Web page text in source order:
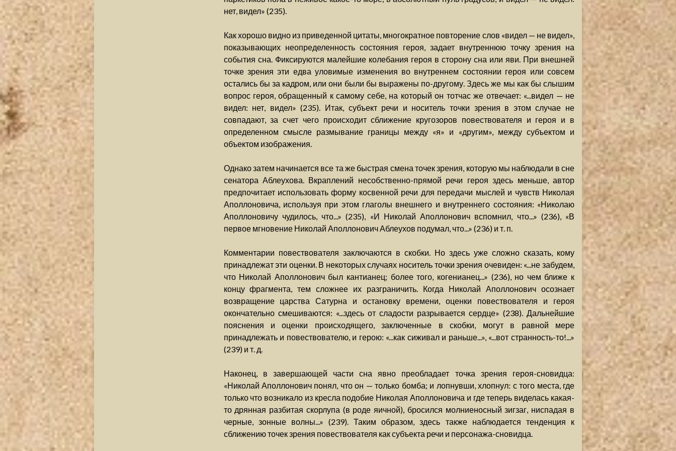
нет, видел» (235).
Как хорошо видно из приведенной цитаты, многократное повторение слов «видел — не видел»,
показывающих неопределенность состояния героя, задает внутреннюю точку зрения на
события сна. Фиксируются малейшие колебания героя в сторону сна или яви. При внешней
точке зрения эти едва уловимые изменения во внутреннем состоянии героя или совсем
остались бы за кадром, или они были бы выражены по-другому. Здесь же мы как бы слышим
вопрос героя, обращенный к самому себе, на который он тотчас же отвечает: «...видел — не
видел: нет, видел» (235). Итак, субъект речи и носитель точки зрения в этом случае не
совпадают, за счет чего происходит сближение кругозоров повествователя и героя и в
определенном смысле размывание границы между «я» и «другим», между субъектом и
объектом изображения.
Однако затем начинается все та же быстрая смена точек зрения, которую мы наблюдали в сне
сенатора Аблеухова. Вкраплений несобственно-прямой речи героя здесь меньше, автор
предпочитает использовать форму косвенной речи для передачи мыслей и чувств Николая
Аполлоновича, используя при этом глаголы внешнего и внутреннего состояния: «Николаю
Аполлоновичу чудилось, что...» (235), «И Николай Аполлонович вспомнил, что...» (236), «В
первое мгновение Николай Аполлонович Аблеухов подумал, что...» (236) и т. п.
Комментарии повествователя заключаются в скобки. Но здесь уже сложно сказать, кому
принадлежат эти оценки. В некоторых случаях носитель точки зрения очевиден: «...не забудем,
что Николай Аполлонович был кантианец; более того, когенианец...» (236), но чем ближе к
концу фрагмента, тем сложнее их разграничить. Когда Николай Аполлонович осознает
возвращение царства Сатурна и остановку времени, оценки повествователя и героя
окончательно смешиваются: «...здесь от сладости разрывается сердце» (238). Дальнейшие
пояснения и оценки происходящего, заключенные в скобки, могут в равной мере
принадлежать и повествователю, и герою: «...как сиживал и раньше...», «...вот странность-то!...»
(239) и т. д.
Наконец, в завершающей части сна явно преобладает точка зрения героя-сновидца:
«Николай Аполлонович понял, что он — только бомба; и лопнувши, хлопнул: с того места, где
только что возникало из кресла подобие Николая Аполлоновича и где теперь виделась какая-
то дрянная разбитая скорлупа (в роде яичной), бросился молниеносный зигзаг, ниспадая в
черные, зонные волны...» (239). Таким образом, здесь также наблюдается тенденция к
сближению точек зрения повествователя как субъекта речи и персонажа-сновидца.